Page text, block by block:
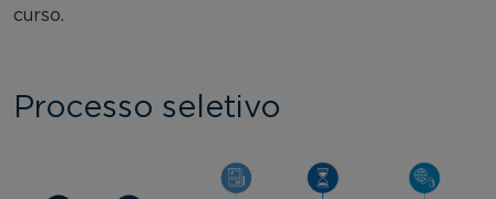
curso.
Processo seletivo